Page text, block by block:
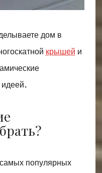
дом в
крышей и
идеей.
популярных